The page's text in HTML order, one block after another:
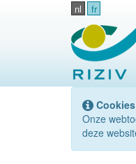
nl fr
Cookies
Onze
deze